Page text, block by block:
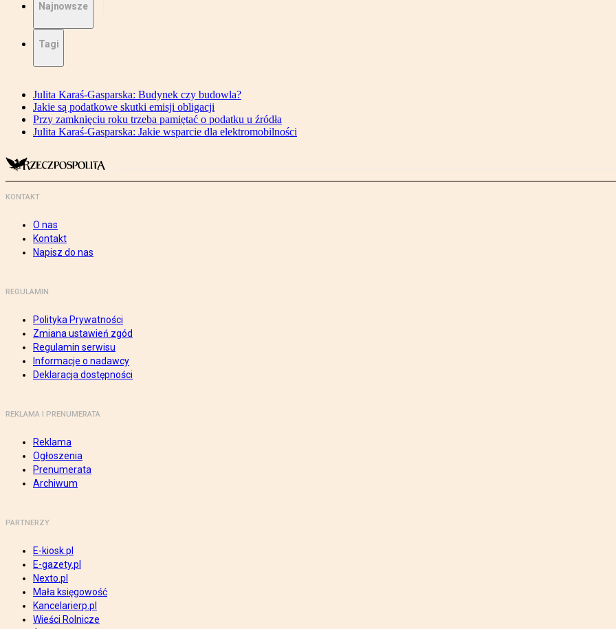
Najnowsze
Tagi
Julita Karaś-Gasparska: Budynek czy budowla?
Jakie są podatkowe skutki emisji obligacji
Przy zamknięciu roku trzeba pamiętać o podatku u źródła
Julita Karaś-Gasparska: Jakie wsparcie dla elektromobilności
KONTAKT
O nas
Kontakt
Napisz do nas
REGULAMIN
Polityka Prywatności
Zmiana ustawień zgód
Regulamin serwisu
Informacje o nadawcy
Deklaracja dostępności
REKLAMA I PRENUMERATA
Reklama
Ogłoszenia
Prenumerata
Archiwum
PARTNERZY
E-kiosk.pl
E-gazety.pl
Nexto.pl
Mała księgowość
Kancelarierp.pl
Wieści Rolnicze